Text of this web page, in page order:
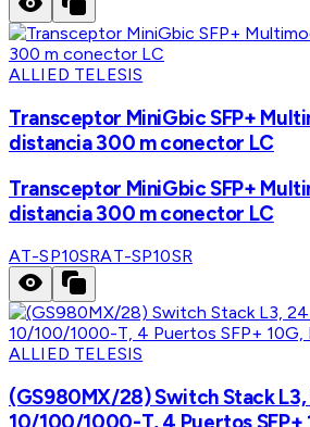
ALLIED TELESIS
Transceptor MiniGbic SFP+
distancia 300 m conector LC
Transceptor MiniGbic SFP+
distancia 300 m conector LC
AT-SP10SRAT-SP10SR
ALLIED TELESIS
(GS980MX/28) Switch Stack